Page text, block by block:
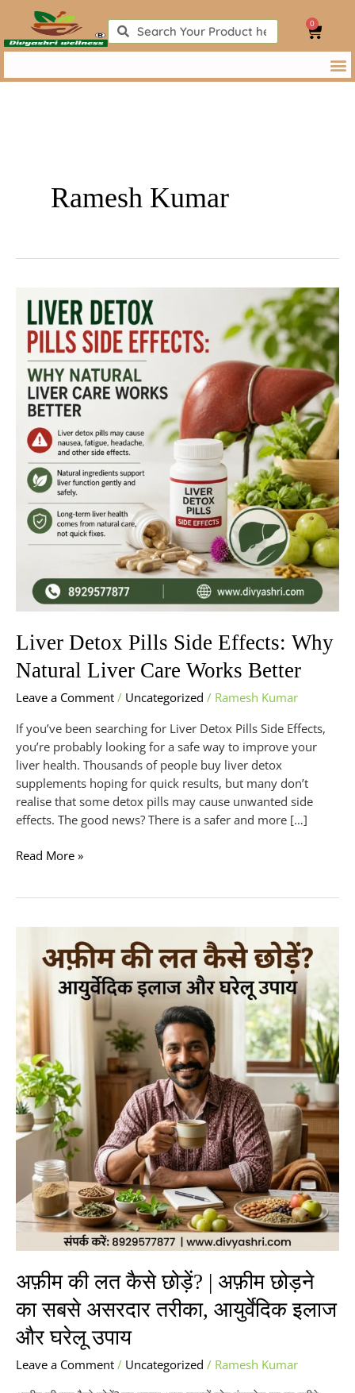
content
SearchSearch 0
Cart
Ramesh Kumar
Liver Detox Pills Side Effects: Why
Natural Liver Care Works Better
Leave a Comment / Uncategorized / Ramesh Kumar
If you’ve been searching for Liver Detox Pills Side Effects,
you’re probably looking for a safe way to improve your
liver health. Thousands of people buy liver detox
supplements hoping for quick results, but many don’t
realise that some detox pills may cause unwanted side
effects. The good news? There is a safer and more […]
Liver
Detox
Pills
Side
Effects:
Why
Natural
Liver
Care
Works
Better
Read More »
अफ़ीम की लत कैसे छोड़ें? | अफ़ीम छोड़ने
का सबसे असरदार तरीका, आयुर्वेदिक इलाज
और घरेलू उपाय
Leave a Comment / Uncategorized / Ramesh Kumar
छोड़ें?
|
अफ़ीम
छोड़ने
का
सबसे
असरदार
तरीका,
इलाज
और
घरेलू
उपाय